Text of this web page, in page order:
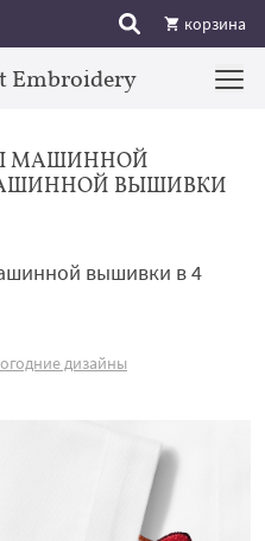
корзина
Embroidery
МАШИННОЙ
ВЫШИВКИ
вышивки в 4
дизайны